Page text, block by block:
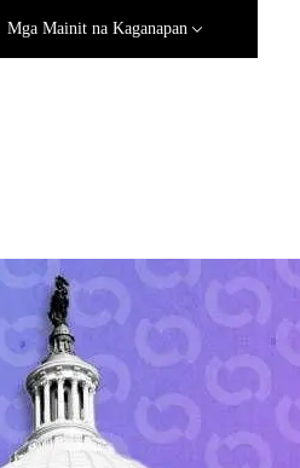
Mga Mainit na Kaganapan